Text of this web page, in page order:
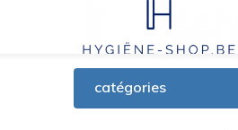
catégories